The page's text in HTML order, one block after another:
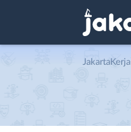
JakartaKerja